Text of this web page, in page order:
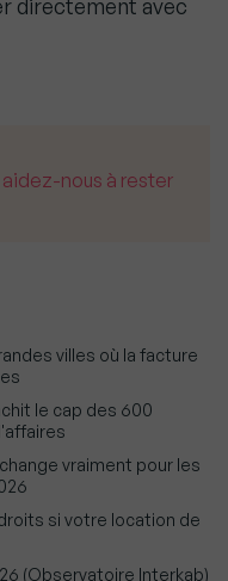
directement avec
nous à rester
villes où la facture
le cap des 600
vraiment pour les
si votre location de
(Observatoire Interkab)